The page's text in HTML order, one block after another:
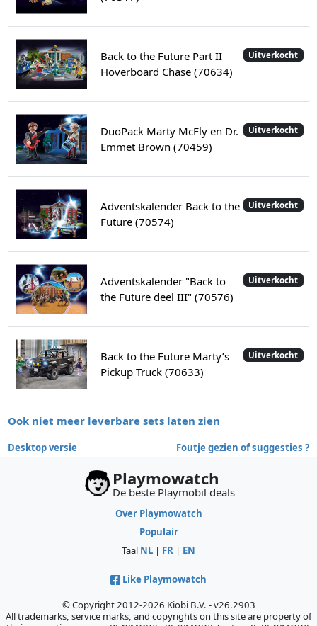
Uitverkocht
Back to the Future Part II
Hoverboard Chase (70634)
Uitverkocht
DuoPack Marty McFly en Dr.
Emmet Brown (70459)
Uitverkocht
Adventskalender Back to the
Future (70574)
Uitverkocht
Adventskalender "Back to
the Future deel III" (70576)
Uitverkocht
Back to the Future Marty’s
Pickup Truck (70633)
Ook niet meer leverbare sets laten zien
Desktop versie Foutje gezien of suggesties ?
Playmowatch
De beste Playmobil deals
Over Playmowatch
Populair
Taal NL | FR | EN
Like Playmowatch
© Copyright 2012-2026 Kiobi B.V. - v26.2903
All trademarks, service marks, and copyrights on this site are property of